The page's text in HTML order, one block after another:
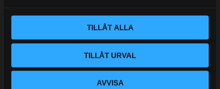
TILLÅT ALLA
TILLÅT URVAL
AVVISA